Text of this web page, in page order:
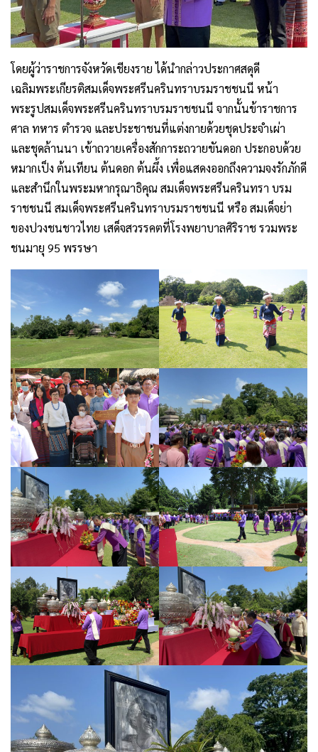
โดยผู้ว่าราชการจังหวัดเชียงราย ได้นำกล่าวประกาศสดุดี
เฉลิมพระเกียรติสมเด็จพระศรีนครินทราบรมราชชนนี หน้า
พระรูปสมเด็จพระศรีนครินทราบรมราชชนนี จากนั้นข้าราชการ
ศาล ทหาร ตำรวจ และประชาชนที่แต่งกายด้วยชุดประจำเผ่า
และชุดล้านนา เข้าถวายเครื่องสักการะถวายขันดอก ประกอบด้วย
หมากเป็ง ต้นเทียน ต้นดอก ต้นผึ้ง เพื่อแสดงออกถึงความจงรักภักดี
และสำนึกในพระมหากรุณาธิคุณ สมเด็จพระศรีนครินทรา บรม
ราชชนนี สมเด็จพระศรีนครินทราบรมราชชนนี หรือ สมเด็จย่า
ของปวงชนชาวไทย เสด็จสวรรคตที่โรงพยาบาลศิริราช รวมพระ
ชนมายุ 95 พรรษา